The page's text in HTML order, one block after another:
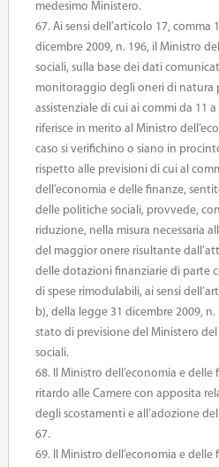
medesimo Ministero.
67. Ai sensi dell’articolo 17, comma
dicembre 2009, n. 196, il Ministro
sociali, sulla base dei dati
monitoraggio degli oneri di natura
assistenziale di cui ai commi da 11
riferisce in merito al Ministro
caso si verifichino o siano in
rispetto alle previsioni di cui al
dell’economia e delle finanze,
delle politiche sociali, provvede,
riduzione, nella misura necessaria
del maggior onere risultante
delle dotazioni finanziarie di parte
di spese rimodulabili, ai sensi
b), della legge 31 dicembre 2009,
stato di previsione del Ministero
sociali.
68. Il Ministro dell’economia e delle
ritardo alle Camere con apposita
degli scostamenti e all’adozione
67.
69. Il Ministro dell’economia e